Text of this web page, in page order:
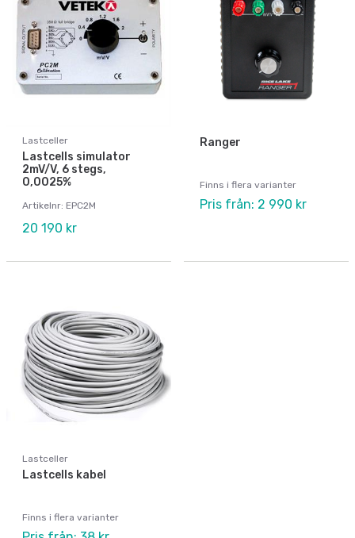
Lastceller
Lastcells simulator
2mV/V, 6 stegs,
0,0025%
Artikelnr: EPC2M
20 190 kr
Ranger
Finns i flera varianter
Pris från: 2 990 kr
Lastceller
Lastcells kabel
Finns i flera varianter